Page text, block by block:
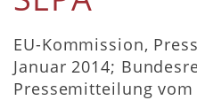
EU-Kommission,
Januar 2014;
Pressemitteilung vom